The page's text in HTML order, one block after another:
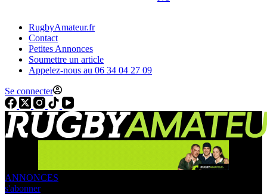
RugbyAmateur.fr
Contact
Petites Annonces
Soumettre un article
Appelez-nous au 06 34 04 27 09
Se connecter
ANNONCES
s'abonner